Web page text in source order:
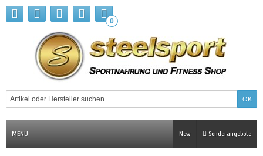
0
MENU Sonderangebote
New